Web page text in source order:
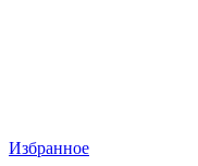
Избранное